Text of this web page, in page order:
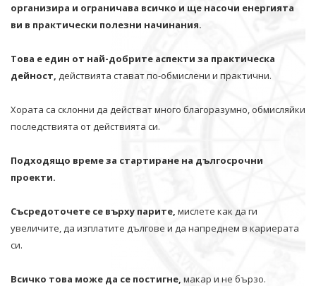
организира и ограничава всичко и щe насочи енергията
ви в практически полезни начинания.
Това е един от най-добрите аспекти за практическа
дейност, действията стават по-обмислени и практични.
Хората са склонни да действат много благоразумно, обмисляйки
последствията от действията си.
Подходящо време за стартиране на дългосрочни
проекти.
Съсредоточете се върху парите, мислете как да ги
увеличите, да изплатите дългове и да напреднем в кариерата
си.
Всичко това може да се постигне, макар и не бързо.